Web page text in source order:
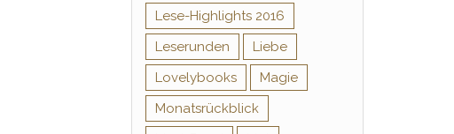
Lese-Highlights 2016
Leserunden
Liebe
Lovelybooks
Magie
Monatsrückblick